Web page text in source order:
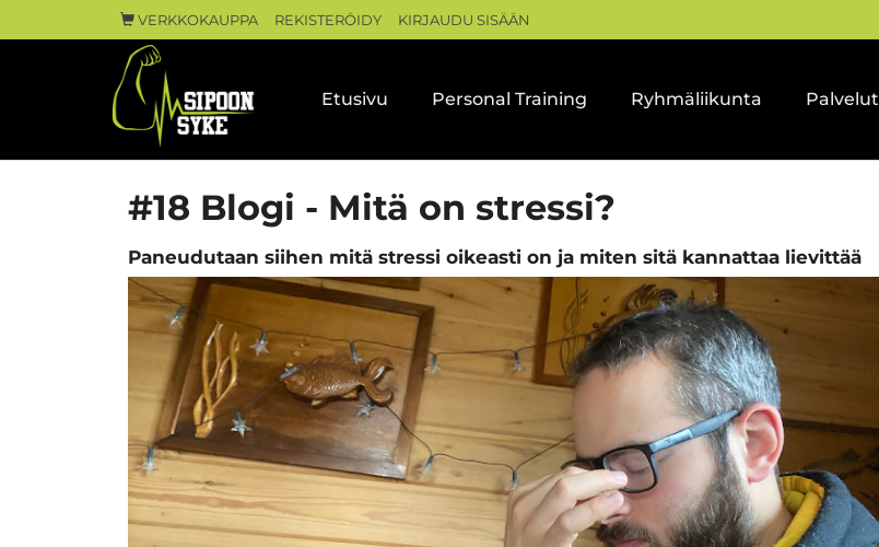
VERKKOKAUPPA REKISTERÖIDY KIRJAUDU SISÄÄN
Etusivu Personal Training Ryhmäliikunta Palvelut
#18 Blogi - Mitä on stressi?
Paneudutaan siihen mitä stressi oikeasti on ja miten sitä kannattaa lievittää